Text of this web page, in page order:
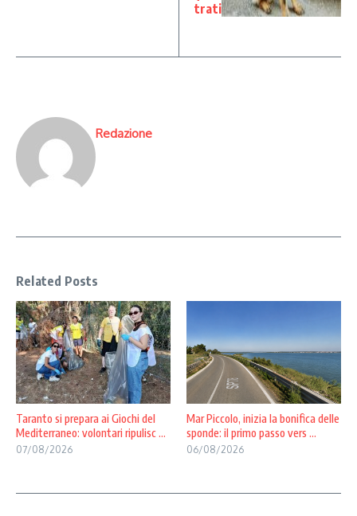
trati
Redazione
Related Posts
Taranto si prepara ai Giochi del
Mediterraneo: volontari ripulisc ...
07/08/2026
Mar Piccolo, inizia la bonifica delle
sponde: il primo passo vers ...
06/08/2026